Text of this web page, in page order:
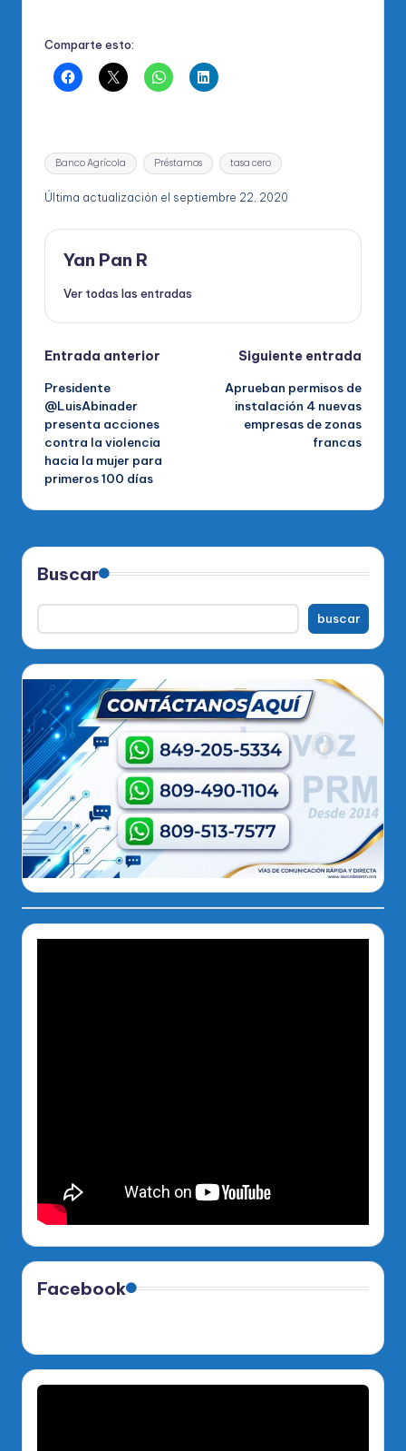
Comparte esto:
Etiquetas:
Banco Agrícola Préstamos tasa cero
Última actualización el septiembre 22, 2020
Yan Pan R
Ver todas las entradas
Navegación
de
entradas
Entrada anterior
Presidente
@LuisAbinader
presenta acciones
contra la violencia
hacia la mujer para
primeros 100 días
Siguiente entrada
Aprueban permisos de
instalación 4 nuevas
empresas de zonas
francas
Buscar
buscar
Facebook